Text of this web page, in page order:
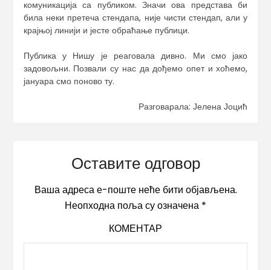
комуникација са публиком. Значи ова представа би
била неки претеча стендапа, није чисти стендап, али у
крајњој линији и јесте обраћање публици.
Публика у Нишу је реаговала дивно. Ми смо јако
задовољни. Позвали су нас да дођемо опет и хоћемо,
јануара смо поново ту.
Разговарала: Јелена Јоцић
Оставите одговор
Ваша адреса е-поште неће бити објављена.
Неопходна поља су означена *
КОМЕНТАР